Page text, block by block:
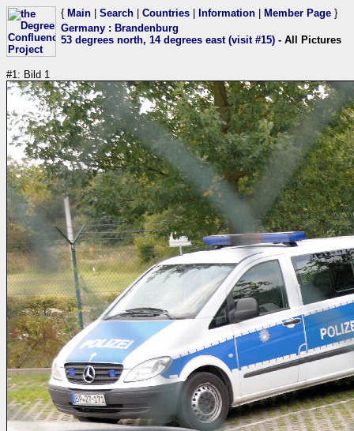
{ Main Search Countries Information Member Page }
Germany : Brandenburg
53 degrees north, 14 degrees east (visit #15) - All Pictures
#1: Bild 1